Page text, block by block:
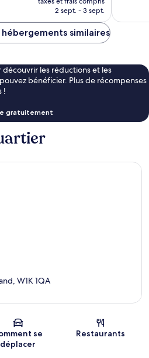
prix
de
2 sept. - 3 sept.
similaires
les réductions et les
bénéficier. Plus de récompenses
!
gratuitement
Carte
W1K 1QA
se
déplacer
Restaurants